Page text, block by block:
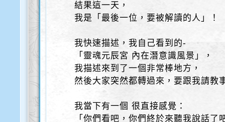
結果這一天，
我是「最後一位，要被解讀的人」！
我快速描述，我自己看到的-
「靈魂元辰宮 內在潛意識風景」，
我描述來到了一個非常棒地方，
然後大家突然都轉過來，要跟我請教
我當下有一個 很直接感覺：
「你們看吧，你們終於來聽我說話了